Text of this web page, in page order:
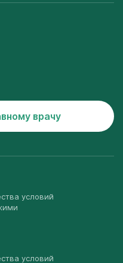
врачу
условий
условий